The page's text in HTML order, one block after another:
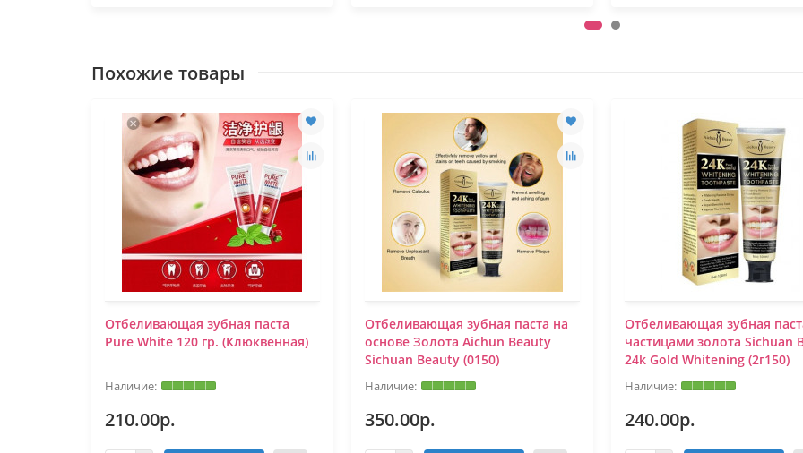
Похожие товары
Отбеливающая зубная паста
Pure White 120 гр. (Клюквенная)
210.00р.
Отбеливающая зубная паста на
основе Золота Aichun Beauty
Sichuan Beauty (0150)
350.00р.
Отбеливающая зубная
частицами золота Sichuan
24k Gold Whitening (2г150)
240.00р.